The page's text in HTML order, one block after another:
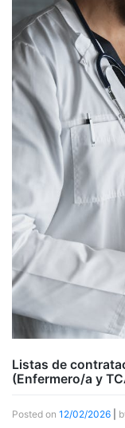
Listas de
(Enfermero/a y
Posted on 12/02/2026